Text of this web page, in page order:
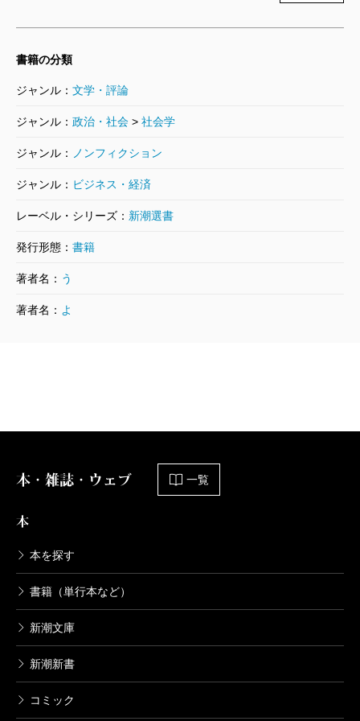
してしまうのだ。アメリカが法と秩序と叫べば叫ぶほ
ど、テロが横行し、社会のルールをよく守ってみんな
いい子になりましょう、と子供たちをコントロールす
システムをやたらに立ち上げたりするのは滅びの徴候
なのだ。「二十五歳でリベラルでない者は情熱が足り
ない。三十五歳でコンサヴァティブでない者は知恵が
足りない」と言ったのはチャーチルだが、コンサヴァ
（いけだ・きよひこ 生物学者）
書籍の分類
ジャンル： 文学・評論
ジャンル： 政治・社会 > 社会学
ジャンル： ノンフィクション
ジャンル： ビジネス・経済
レーベル・シリーズ： 新潮選書
発行形態： 書籍
著者名： う
著者名： よ
本・雑誌・ウェブ 一覧
本
本を探す
書籍（単行本など）
新潮文庫
新潮新書
コミック